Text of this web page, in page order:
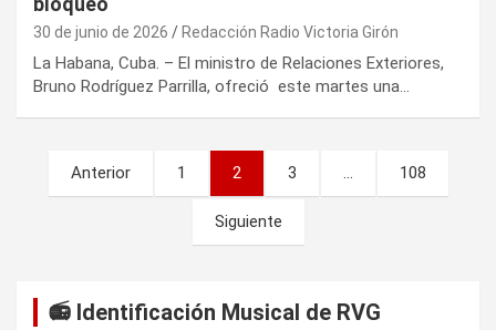
30 de junio de 2026 Redacción Radio Victoria Girón
La Habana, Cuba. – El ministro de Relaciones Exteriores,
Bruno Rodríguez Parrilla, ofreció este martes una…
Anterior 1 2 3 … 108
Siguiente
📻 Identificación Musical de RVG